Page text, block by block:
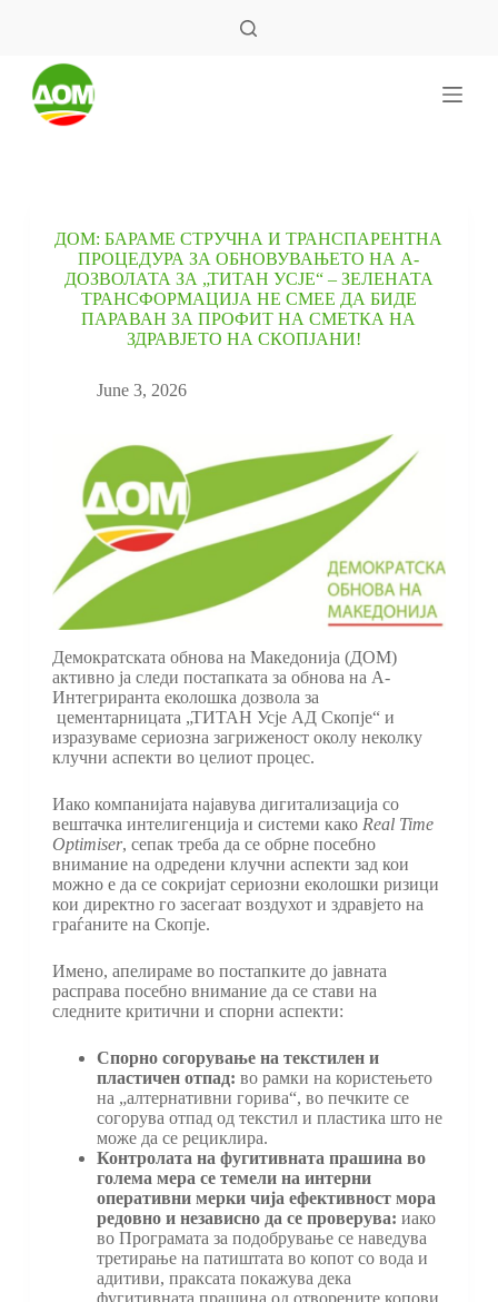
ДОМ: БАРАМЕ СТРУЧНА И ТРАНСПАРЕНТНА
ПРОЦЕДУРА ЗА ОБНОВУВАЊЕТО НА А-
ДОЗВОЛАТА ЗА „ТИТАН УСЈЕ“ – ЗЕЛЕНАТА
ТРАНСФОРМАЦИЈА НЕ СМЕЕ ДА БИДЕ
ПАРАВАН ЗА ПРОФИТ НА СМЕТКА НА
ЗДРАВЈЕТО НА СКОПЈАНИ!
June 3, 2026
Демократската обнова на Македонија (ДОМ)
активно ја следи постапката за обнова на А-
Интегриранта еколошка дозвола за
цементарницата „ТИТАН Усје АД Скопје“ и
изразуваме сериозна загриженост околу неколку
клучни аспекти во целиот процес.
Иако компанијата најавува дигитализација со
вештачка интелигенција и системи како Real Time
Optimiser, сепак треба да се обрне посебно
внимание на одредени клучни аспекти зад кои
можно е да се сокријат сериозни еколошки ризици
кои директно го засегаат воздухот и здравјето на
граѓаните на Скопје.
Имено, апелираме во постапките до јавната
расправа посебно внимание да се стави на
следните критични и спорни аспекти:
Спорно согорување на текстилен и
пластичен отпад: во рамки на користењето
на „алтернативни горива“, во печките се
согорува отпад од текстил и пластика што не
може да се рециклира.
Контролата на фугитивната прашина во
голема мера се темели на интерни
оперативни мерки чија ефективност мора
редовно и независно да се проверува: иако
во Програмата за подобрување се наведува
третирање на патиштата во копот со вода и
адитиви, праксата покажува дека
фугитивната прашина од отворените копови